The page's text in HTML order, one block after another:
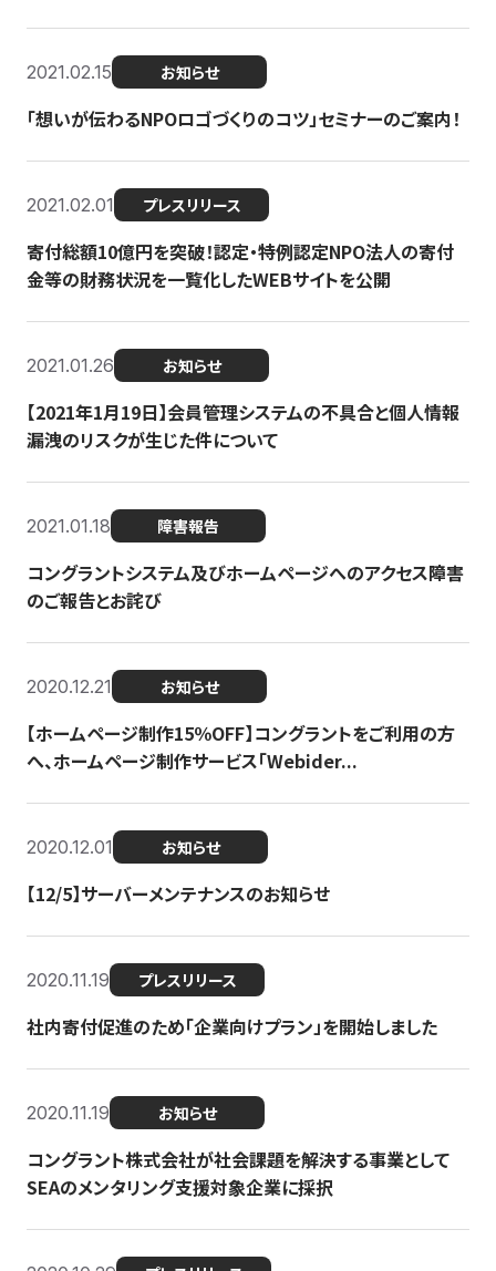
2021.02.15 お知らせ
「想いが伝わるNPOロゴづくりのコツ」セミナーのご案内！
2021.02.01 プレスリリース
寄付総額10億円を突破！認定・特例認定NPO法人の寄付
金等の財務状況を一覧化したWEBサイトを公開
2021.01.26 お知らせ
【2021年1月19日】会員管理システムの不具合と個人情報
漏洩のリスクが生じた件について
2021.01.18 障害報告
コングラントシステム及びホームページへのアクセス障害
のご報告とお詫び
2020.12.21 お知らせ
【ホームページ制作15％OFF】コングラントをご利用の方
へ、ホームページ制作サービス「Webider...
2020.12.01 お知らせ
【12/5】サーバーメンテナンスのお知らせ
2020.11.19 プレスリリース
社内寄付促進のため「企業向けプラン」を開始しました
2020.11.19 お知らせ
コングラント株式会社が社会課題を解決する事業として
SEAのメンタリング支援対象企業に採択